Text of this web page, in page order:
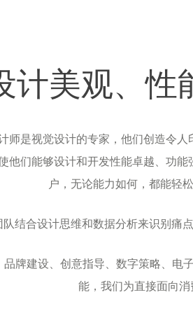
计美观、性
师是视觉设计的专家，他们创造令
他们能够设计和开发性能卓越、功
户，无论能力如何，都能轻
队结合设计思维和数据分析来识别痛
品牌建设、创意指导、数字策略、电
能，我们为直接面向